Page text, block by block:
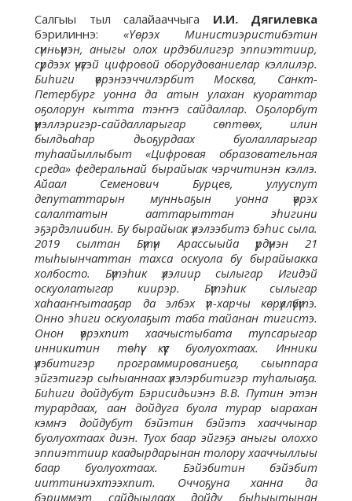
Салгыы тыл салайааччыга И.И. Дягилевка
бэрилиннэ: «Үөрэх Министиэристибэтин
сүнньүнэн, аныгы олох ирдэбилигэр эппиэттиир,
сүрдээх үчүгэй цифровой оборудованиелар кэллилэр.
Биһиги үөрэнээччилэрбит Москва, Санкт-
Петербург уонна да атын улахан куораттар
оҕолорун кытта тэҥҥэ сайдаллар. Оҕолорбут
үүнэллэригэр-сайдалларыгар сөптөөх, илин
былдьаһар дьоҕурдаах буолалларыгар
туһаайыллыбыт «Цифровая образовательная
среда» федеральнай бырайыак чэрчитинэн кэллэ.
Айаал Семенович Бурцев, улууспут
депутаттарын мунньаҕын уонна үөрэх
салалтатын ааттарыттан эһигини
эҕэрдэлиибин. Бу бырайыак үлэлээбитэ бэһис сыла.
2019 сылтан Бүтүн Арассыыйа үрдүнэн 21
тыһыынчаттан тахса оскуола бу бырайыакка
холбосто. Бүтэһик үлэлиир сылыгар Игидэй
оскуолатыгар киирэр. Бүтэһик сылыгар
хаһааҥҥытааҕар да элбэх үп-харчы көрүллүбүтэ.
Онно эһиги оскуолаҕыт таба тайанан тигистэ.
Онон үөрэхпит хаачыстыбата тупсарыгар
инникитин төһүү күүс буолуохтаах. Инники
үлэбитигэр программированиеҕа, сыыппара
эйгэтигэр сыһыаннаах үлэлэрбитигэр туһалыаҕа.
Биһиги дойдубут Бэрисидьиэнэ В.В. Путин этэн
турардаах, аан дойдуга буола турар ыарахан
кэмҥэ дойдубут бэйэтин бэйэтэ хааччынар
буолуохтаах диэн. Туох баар эйгэҕэ аныгы олоххо
эппиэттиир каадырдарынан толору хааччыллыы
баар буолуохтаах. Бэйэбитин бэйэбит
ииттиниэхтээхпит. Оччоҕуна ханна да
бэриммэт сайдыылаах дойду быһыытынан